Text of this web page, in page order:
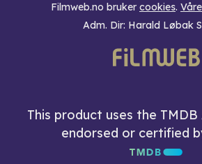
Filmweb.no bruker cookies.
Adm. Dir: Harald Løbak
This product uses the
endorsed or certified